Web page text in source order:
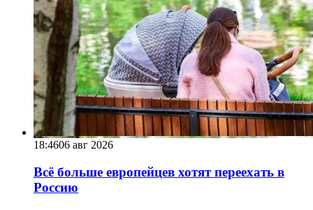
18:4606 авг 2026
Всё больше европейцев хотят переехать в
Россию